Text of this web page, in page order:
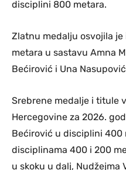
disciplini 800 metara.
Zlatnu medalju osvojila
metara u sastavu Amna
Bećirović i Una
Srebrene medalje i titule
Hercegovine za 2026.
Bećirović u disciplini 400
disciplinama 400 i 200
u skoku u dalj, Nudžejma